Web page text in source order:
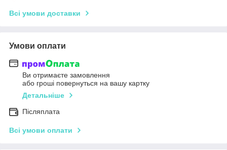
Всі умови доставки
Умови оплати
Ви отримаєте замовлення
або гроші повернуться на вашу картку
Детальніше
Післяплата
Всі умови оплати